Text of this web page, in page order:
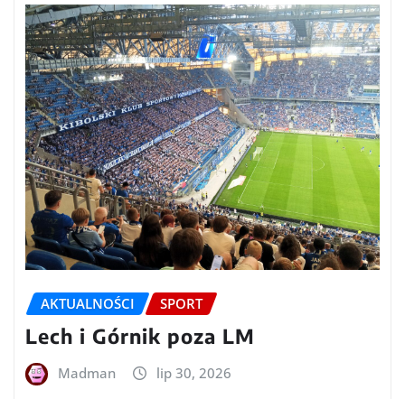
AKTUALNOŚCI SPORT
Lech i Górnik poza LM
Madman lip 30, 2026